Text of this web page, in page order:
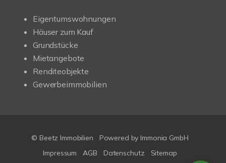
Eigentumswohnungen
Häuser zum Kauf
Grundstücke
Mietangebote
Renditeobjekte
Gewerbeimmobilien
© Beetz Immobilien Powered by Immonia GmbH
Impressum
AGB Datenschutz Sitemap